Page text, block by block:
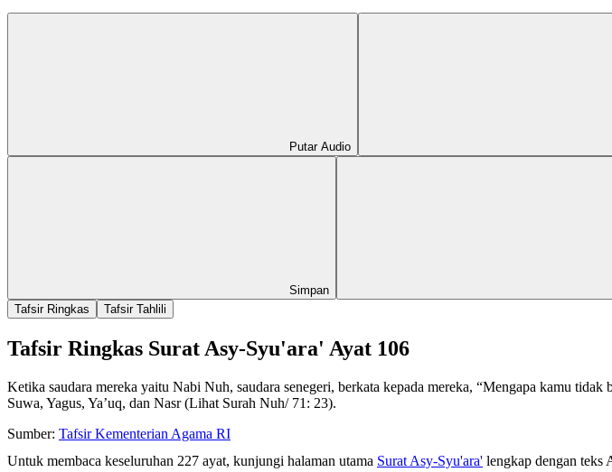
Putar Audio
Simpan
Tafsir Ringkas
Tafsir Tahlili
Tafsir Ringkas Surat Asy-Syu'ara' Ayat 106
Ketika saudara mereka yaitu Nabi Nuh, saudara senegeri, berkata kepada mereka, “Mengapa kamu
Suwa, Yagus, Ya’uq, dan Nasr (Lihat Surah Nuh/ 71: 23).
Sumber: Tafsir Kementerian Agama RI
Untuk membaca keseluruhan 227 ayat, kunjungi halaman utama Surat Asy-Syu'ara' lengkap dengan teks